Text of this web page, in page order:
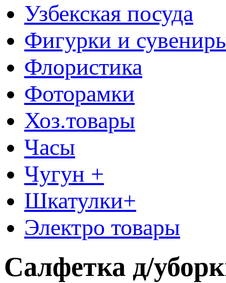
Узбекская посуда
Фигурки и
Флористика
Фоторамки
Хоз.товары
Часы
Чугун +
Шкатулки+
Электро товары
Салфетка д/